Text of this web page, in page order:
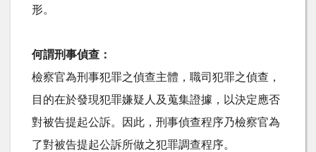
形。
何謂刑事偵查：
檢察官為刑事犯罪之偵查主體，職司犯罪之偵查，
目的在於發現犯罪嫌疑人及蒐集證據，以決定應否
對被告提起公訴。因此，刑事偵查程序乃檢察官為
了對被告提起公訴所做之犯罪調查程序。